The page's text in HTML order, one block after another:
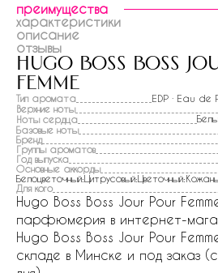
преимущества
характеристики
описание
отзывы
hugo boss boss
femme
Тип аромата
EDP · Eau
Верхние ноты
Ноты сердца
Базовые ноты
Бренд
Группы ароматов
Год выпуска
Основные аккорды
Для кого
Hugo Boss Boss Jour Pour
парфюмерия в интернет-
Hugo Boss Boss Jour Pour
складе в Минске и под заказ